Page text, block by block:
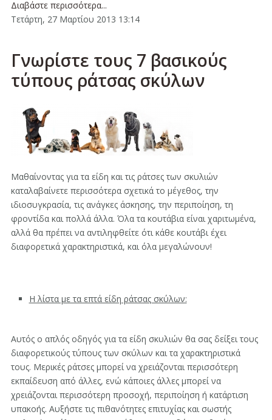
Διαβάστε περισσότερα...
Τετάρτη, 27 Μαρτίου 2013 13:14
Γνωρίστε τους 7 βασικούς
τύπους ράτσας σκύλων
Μαθαίνοντας για τα είδη και τις ράτσες των σκυλιών
καταλαβαίνετε περισσότερα σχετικά το μέγεθος, την
ιδιοσυγκρασία, τις ανάγκες άσκησης, την περιποίηση, τη
φροντίδα και πολλά άλλα. Όλα τα κουτάβια είναι χαριτωμένα,
αλλά θα πρέπει να αντιληφθείτε ότι κάθε κουτάβι έχει
διαφορετικά χαρακτηριστικά, και όλα μεγαλώνουν!
Η λίστα με τα επτά είδη ράτσας σκύλων:
Αυτός ο απλός οδηγός για τα είδη σκυλιών θα σας δείξει τους
διαφορετικούς τύπους των σκύλων και τα χαρακτηριστικά
τους. Μερικές ράτσες μπορεί να χρειάζονται περισσότερη
εκπαίδευση από άλλες, ενώ κάποιες άλλες μπορεί να
χρειάζονται περισσότερη προσοχή, περιποίηση ή κατάρτιση
υπακοής. Αυξήστε τις πιθανότητες επιτυχίας και σωστής